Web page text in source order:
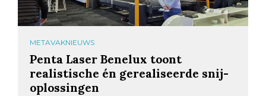
METAVAKNIEUWS
Penta Laser Benelux toont
realistische én gerealiseerde snij-
oplossingen